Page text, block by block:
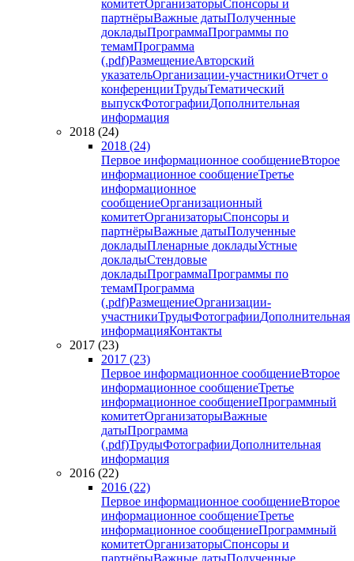
комитетОрганизаторыСпонсоры и
партнёрыВажные датыПолученные
докладыПрограммаПрограммы по
темамПрограмма
(.pdf)РазмещениеАвторский
указательОрганизации-участникиОтчет о
конференцииТрудыТематический
выпускФотографииДополнительная
информация
2018 (24)
2018 (24)
Первое информационное сообщениеВторое
информационное сообщениеТретье
информационное
сообщениеОрганизационный
комитетОрганизаторыСпонсоры и
партнёрыВажные датыПолученные
докладыПленарные докладыУстные
докладыСтендовые
докладыПрограммаПрограммы по
темамПрограмма
(.pdf)РазмещениеОрганизации-
участникиТрудыФотографииДополнительная
информацияКонтакты
2017 (23)
2017 (23)
Первое информационное сообщениеВторое
информационное сообщениеТретье
информационное сообщениеПрограммный
комитетОрганизаторыВажные
датыПрограмма
(.pdf)ТрудыФотографииДополнительная
информация
2016 (22)
2016 (22)
Первое информационное сообщениеВторое
информационное сообщениеТретье
информационное сообщениеПрограммный
комитетОрганизаторыСпонсоры и
партнёрыВажные датыПолученные